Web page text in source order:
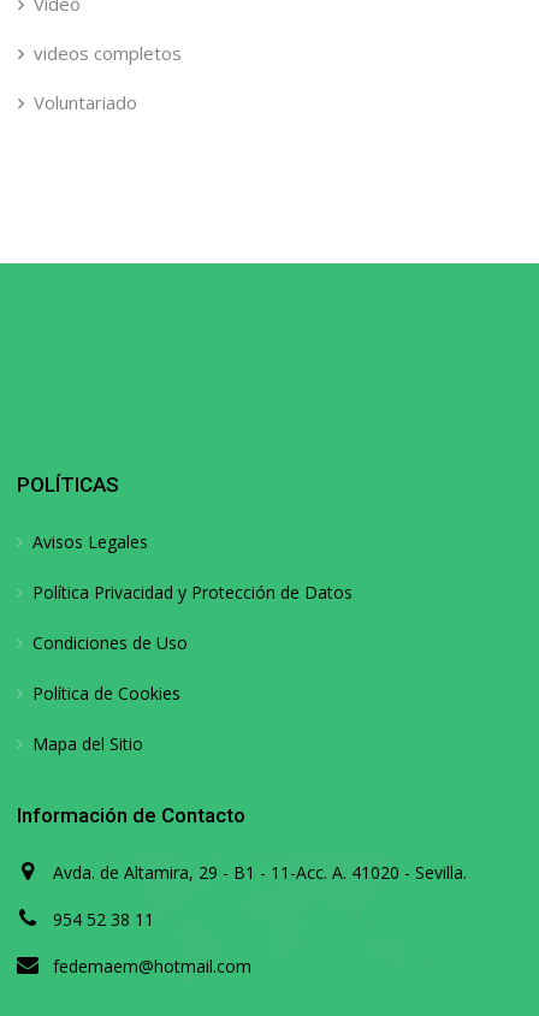
videos completos
Voluntariado
POLÍTICAS
Avisos Legales
Política Privacidad y Protección de Datos
Condiciones de Uso
Política de Cookies
Mapa del Sitio
Información de Contacto
Avda. de Altamira, 29 - B1 - 11-Acc. A. 41020 - Sevilla.
954 52 38 11
fedemaem@hotmail.com